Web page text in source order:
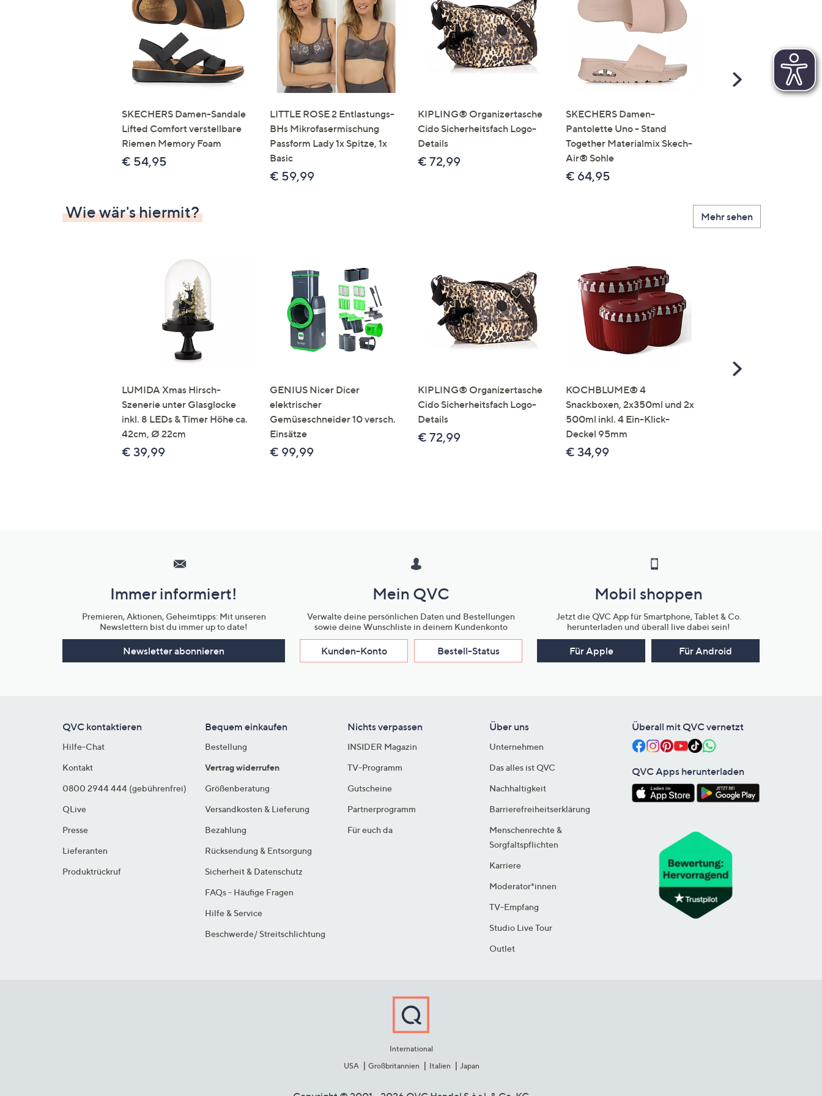
Touch-
Geräten
nach
links
bzw.
rechts,
um
diese
anzuzeigen.
SKECHERS Damen-Sandale
Lifted Comfort verstellbare
Riemen Memory Foam
€ 54,95
LITTLE ROSE 2 Entlastungs-
BHs Mikrofasermischung
Passform Lady 1x Spitze, 1x
Basic
€ 59,99
KIPLING® Organizertasche
Cido Sicherheitsfach Logo-
Details
€ 72,99
SKECHERS Damen-
Pantolette Uno - Stand
Together Materialmix Skech-
Air® Sohle
€ 64,95
Scroll
Wie wär's hiermit? Mehr sehen
LUMIDA Xmas Hirsch-
Szenerie unter Glasglocke
inkl. 8 LEDs & Timer Höhe ca.
42cm, Ø 22cm
€ 39,99
GENIUS Nicer Dicer
elektrischer
Gemüseschneider 10 versch.
Einsätze
€ 99,99
KIPLING® Organizertasche
Cido Sicherheitsfach Logo-
Details
€ 72,99
KOCHBLUME® 4
Snackboxen, 2x350ml und 2x
500ml inkl. 4 Ein-Klick-
Deckel 95mm
€ 34,99
Scroll
Unternehmensinformationen
Immer informiert!
Premieren, Aktionen, Geheimtipps: Mit unseren
Newslettern bist du immer up to date!
Newsletter abonnieren
Mein QVC
Verwalte deine persönlichen Daten und Bestellungen
sowie deine Wunschliste in deinem Kundenkonto
Kunden-Konto Bestell-Status
Mobil shoppen
Jetzt die QVC App für Smartphone, Tablet & Co.
herunterladen und überall live dabei sein!
Für Apple Für Android
QVC kontaktieren
Hilfe-Chat
Kontakt
0800 2944 444 (gebührenfrei)
QLive
Presse
Lieferanten
Produktrückruf
Bequem einkaufen
Bestellung
Vertrag widerrufen
Größenberatung
Versandkosten & Lieferung
Bezahlung
Rücksendung & Entsorgung
Sicherheit & Datenschutz
FAQs - Häufige Fragen
Hilfe & Service
Beschwerde/ Streitschlichtung
Nichts verpassen
INSIDER Magazin
TV-Programm
Gutscheine
Partnerprogramm
Für euch da
Über uns
Unternehmen
Das alles ist QVC
Nachhaltigkeit
Barrierefreiheitserklärung
Menschenrechte &
Sorgfaltspflichten
Karriere
Moderator*innen
TV-Empfang
Studio Live Tour
Outlet
Überall mit QVC vernetzt
QVC Apps herunterladen
International
USA
Großbritannien Italien Japan